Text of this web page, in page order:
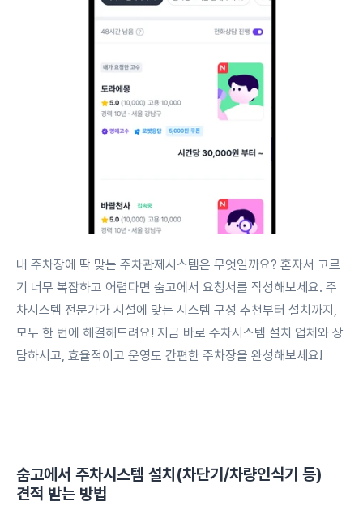
내 주차장에 딱 맞는 주차관제시스템은 무엇일까요? 혼자서 고르
기 너무 복잡하고 어렵다면 숨고에서 요청서를 작성해보세요. 주
차시스템 전문가가 시설에 맞는 시스템 구성 추천부터 설치까지,
모두 한 번에 해결해드려요! 지금 바로 주차시스템 설치 업체와 상
담하시고, 효율적이고 운영도 간편한 주차장을 완성해보세요!
숨고에서 주차시스템 설치(차단기/차량인식기 등)
견적 받는 방법